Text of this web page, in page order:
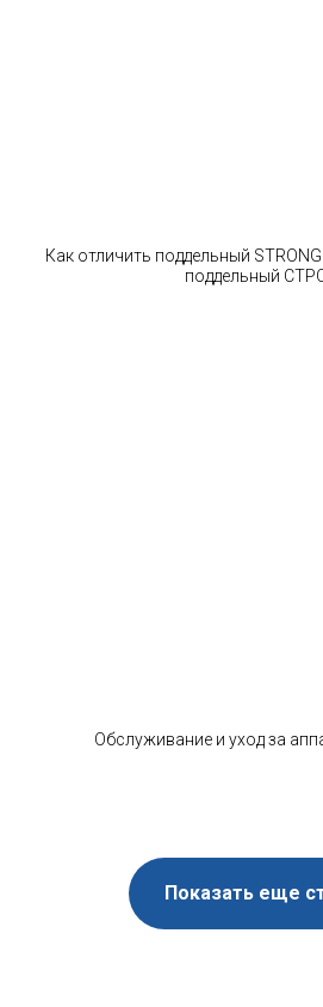
Как отличить поддельный
поддельный
Обслуживание и уход за
Показать еще